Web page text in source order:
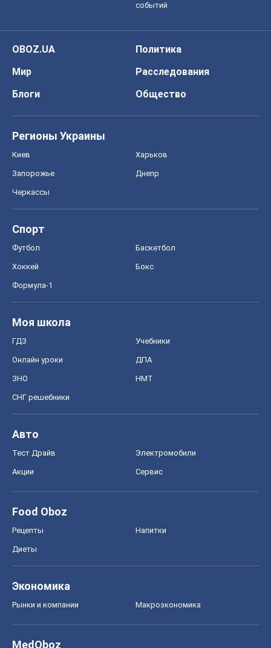
событий
OBOZ.UA
Политика
Мир
Расследования
Блоги
Общество
Регионы Украины
Киев Харьков
Запорожье Днепр
Черкассы
Спорт
Футбол Баскетбол
Хоккей Бокс
Формула-1
Моя школа
ГДЗ Учебники
Онлайн уроки ДПА
ЗНО НМТ
СНГ решебники
Авто
Тест Драйв Электромобили
Акции Сервис
Food Oboz
Рецепты Напитки
Диеты
Экономика
Рынки и компании Mакроэкономика
MedOboz